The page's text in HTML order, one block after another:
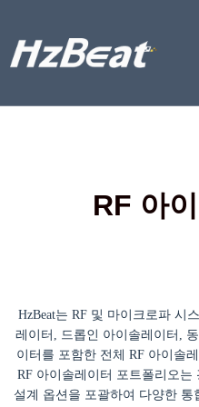
RF 아
HzBeat는 RF 및 마이크로파 시
레이터, 드롭인 아이솔레이터,
이터를 포함한 전체 RF 아이솔
RF 아이솔레이터 포트폴리오는
설계 옵션을 포괄하여 다양한 통